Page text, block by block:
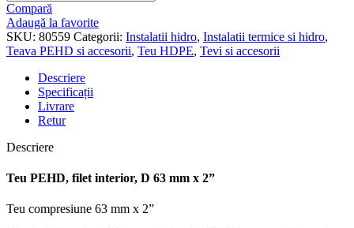
Compară
Adaugă la favorite
SKU: 80559 Categorii: Instalatii hidro, Instalatii termice si hidro,
Teava PEHD si accesorii, Teu HDPE, Tevi si accesorii
Descriere
Specificații
Livrare
Retur
Descriere
Teu PEHD, filet interior, D 63 mm x 2”
Teu compresiune 63 mm x 2”